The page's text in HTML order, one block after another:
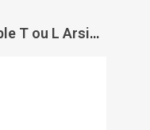
Barre de douche modulable T ou L Arsis - PELLET